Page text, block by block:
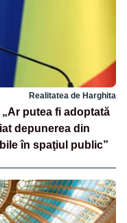
Realitatea de Harghita
putea fi adoptată
depunerea din
în spaţiul public”